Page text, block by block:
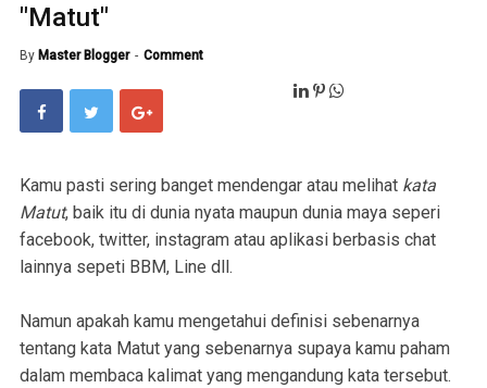
"Matut"
By Master Blogger Comment
Kamu pasti sering banget mendengar atau melihat kata
Matut, baik itu di dunia nyata maupun dunia maya seperi
facebook, twitter, instagram atau aplikasi berbasis chat
lainnya sepeti BBM, Line dll.
Namun apakah kamu mengetahui definisi sebenarnya
tentang kata Matut yang sebenarnya supaya kamu paham
dalam membaca kalimat yang mengandung kata tersebut.